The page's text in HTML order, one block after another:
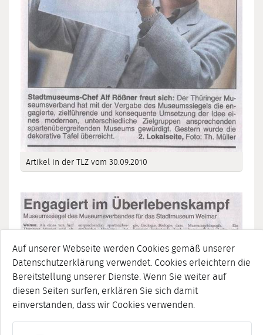
Auf unserer Webseite werden Cookies gemäß unserer
Datenschutzerklärung verwendet. Cookies erleichtern die
Bereitstellung unserer Dienste. Wenn Sie weiter auf
diesen Seiten surfen, erklären Sie sich damit
einverstanden, dass wir Cookies verwenden.
Artikel in der TLZ vom 30.09.2010
Artikel in der TLZ vom 30.09.2010